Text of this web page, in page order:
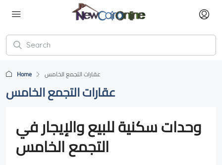
Home عقارات التجمع الخامس
عقارات التجمع الخامس
وحدات سكنية للبيع والإيجار في
التجمع الخامس